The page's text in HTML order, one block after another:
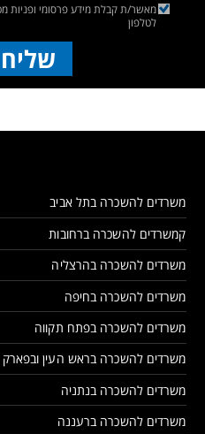
מאשר/ת קבלת מידע פרסומי ופניות
לטלפון
משרדים להשכרה בתל אביב
קמשרדים להשכרה ברחובות
משרדים להשכרה בהרצליה
משרדים להשכרה בחיפה
משרדים להשכרה בפתח תקווה
משרדים להשכרה בראש העין
משרדים להשכרה בנתניה
משרדים להשכרה ברעננה